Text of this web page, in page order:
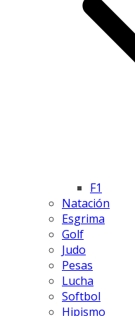
F1
Natación
Esgrima
Golf
Judo
Pesas
Lucha
Softbol
Hipismo